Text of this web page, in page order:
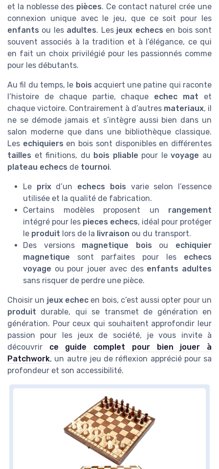
et la noblesse des pièces. Ce contact naturel crée une
connexion unique avec le jeu, que ce soit pour les
enfants ou les adultes. Les jeux echecs en bois sont
souvent associés à la tradition et à l’élégance, ce qui
en fait un choix privilégié pour les passionnés comme
pour les débutants.
Au fil du temps, le bois acquiert une patine qui raconte
l’histoire de chaque partie, chaque echec mat et
chaque victoire. Contrairement à d’autres materiaux, il
ne se démode jamais et s’intègre aussi bien dans un
salon moderne que dans une bibliothèque classique.
Les echiquiers en bois sont disponibles en différentes
tailles et finitions, du bois pliable pour levoyage au
plateau echecs de tournoi.
Le prixd’un echecs bois varie selon l’essence
utilisée et la qualité de fabrication.
Certains modèles proposent un rangement
intégré pour les pieces echecs, idéal pour protéger
le produit lors de la livraison ou du transport.
Des versions magnetique bois ou echiquier
magnetique sont parfaites pour les echecs
voyage ou pour jouer avec des enfants adultes
sans risquer de perdre une pièce.
Choisir un jeux echecen bois, c’est aussi opter pour un
produit durable, qui se transmet de génération en
génération. Pour ceux qui souhaitent approfondir leur
passion pour les jeux de société, je vous invite à
découvrir ce guide complet pour bien jouer à
Patchwork, un autre jeu de réflexion apprécié pour sa
profondeur et son accessibilité.